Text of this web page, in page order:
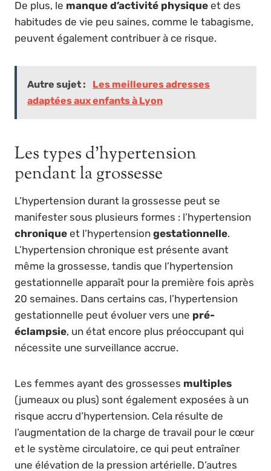
De plus, le manque d’activité physique et des
habitudes de vie peu saines, comme le tabagisme,
peuvent également contribuer à ce risque.
Autre sujet :
Les meilleures adresses
adaptées aux enfants à Lyon
Les types d’hypertension
pendant la grossesse
L’hypertension durant la grossesse peut se
manifester sous plusieurs formes : l’hypertension
chronique et l’hypertension gestationnelle.
L’hypertension chronique est présente avant
même la grossesse, tandis que l’hypertension
gestationnelle apparaît pour la première fois après
20 semaines. Dans certains cas, l’hypertension
gestationnelle peut évoluer vers une pré-
éclampsie, un état encore plus préoccupant qui
nécessite une surveillance accrue.
Les femmes ayant des grossesses multiples
(jumeaux ou plus) sont également exposées à un
risque accru d’hypertension. Cela résulte de
l’augmentation de la charge de travail pour le cœur
et le système circulatoire, ce qui peut entraîner
une élévation de la pression artérielle. D’autres